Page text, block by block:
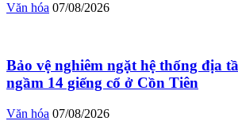
Văn hóa 07/08/2026
Bảo vệ nghiêm ngặt hệ thống địa
ngầm 14 giếng cổ ở Cồn Tiên
Văn hóa 07/08/2026